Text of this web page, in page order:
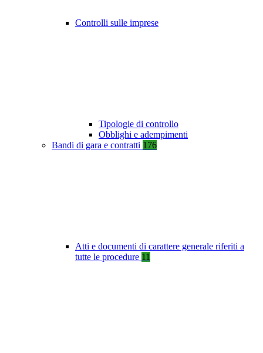
Controlli sulle imprese
Tipologie di controllo
Obblighi e adempimenti
Bandi di gara e contratti 176
Atti e documenti di carattere generale riferiti a
tutte le procedure 11